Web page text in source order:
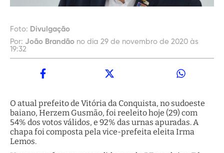
Foto: Divulgação
Por: João Brandão no dia 29 de novembro de 2020 às
19:32
O atual prefeito de Vitória da Conquista, no sudoeste
baiano, Herzem Gusmão, foi reeleito hoje (29) com
54% dos votos válidos, e 92% das urnas apuradas. A
chapa foi composta pela vice-prefeita eleita Irma
Lemos.